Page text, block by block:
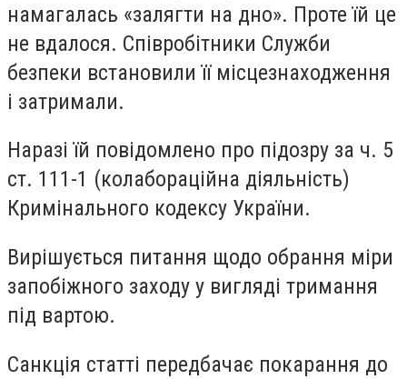
намагалась «залягти на дно». Проте їй це
не вдалося. Співробітники Служби
безпеки встановили її місцезнаходження
і затримали.
Наразі їй повідомлено про підозру за ч. 5
ст. 111-1 (колабораційна діяльність)
Кримінального кодексу України.
Вирішується питання щодо обрання міри
запобіжного заходу у вигляді тримання
під вартою.
Санкція статті передбачає покарання до